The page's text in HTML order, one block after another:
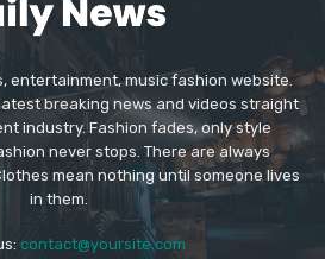
entertainment, music fashion website.
breaking news and videos straight
industry. Fashion fades, only style
never stops. There are always
mean nothing until someone lives
in them.
contact@yoursite.com